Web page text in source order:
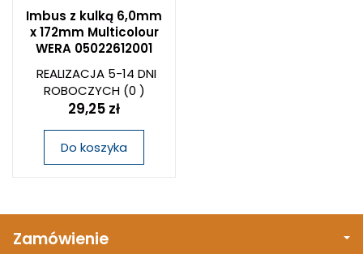
Imbus z kulką 6,0mm
x 172mm Multicolour
WERA 05022612001
REALIZACJA 5-14 DNI
ROBOCZYCH(0 )
29,25 zł
Do koszyka
Zamówienie